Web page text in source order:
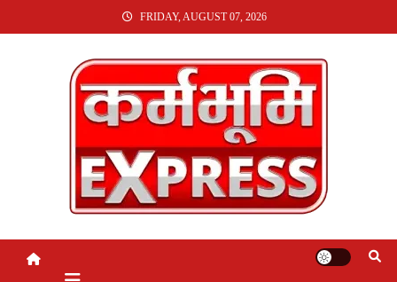
TO
FRIDAY, AUGUST 07, 2026
KARMABHUMI EXPRESS